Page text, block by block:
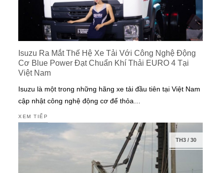
Isuzu Ra Mắt Thế Hệ Xe Tải Với Công Nghệ Động
Cơ Blue Power Đạt Chuẩn Khí Thải EURO 4 Tại
Việt Nam
Isuzu là một trong những hãng xe tải đầu tiên tại Việt Nam
cập nhật công nghệ động cơ để thỏa…
XEM TIẾP
TH3/ 30